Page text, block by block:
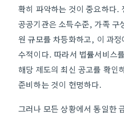
확히 파악하는 것이 중요하다.
공공기관은 소득수준, 가족 구
원 규모를 차등화하고, 이 과
수적이다. 따라서 법률서비스
해당 제도의 최신 공고를 확인
준비하는 것이 현명하다.
그러나 모든 상황에서 동일한